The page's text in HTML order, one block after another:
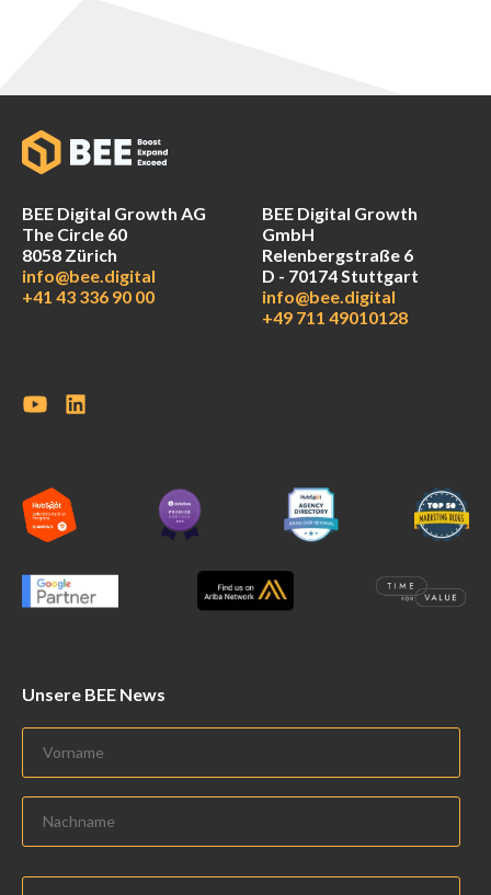
BEE Digital Growth AG
The Circle 60
8058 Zürich
info@bee.digital
+41 43 336 90 00
BEE Digital Growth
GmbH
Relenbergstraße 6
D - 70174 Stuttgart
info@bee.digital
+49 711 49010128
Unsere BEE News